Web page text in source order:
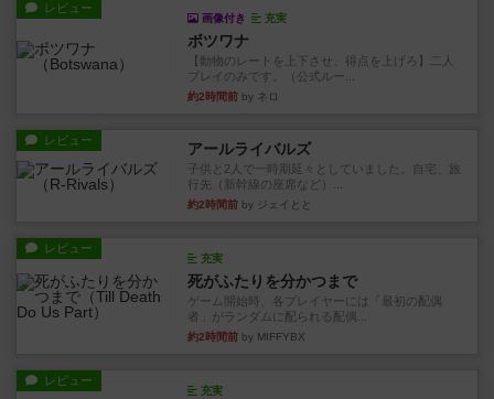
レビュー
画像付き 充実
ボツワナ
【動物のレートを上下させ、得点を上げろ】二人
プレイのみです。（公式ルー...
約2時間前 by ネロ
レビュー アールライバルズ
子供と2人で一時期延々としていました。自宅、旅
行先（新幹線の座席など）...
約2時間前 by ジェイとと
レビュー
充実
死がふたりを分かつまで
ゲーム開始時、各プレイヤーには「最初の配偶
者」がランダムに配られる配偶...
約2時間前 by MIFFYBX
レビュー
充実